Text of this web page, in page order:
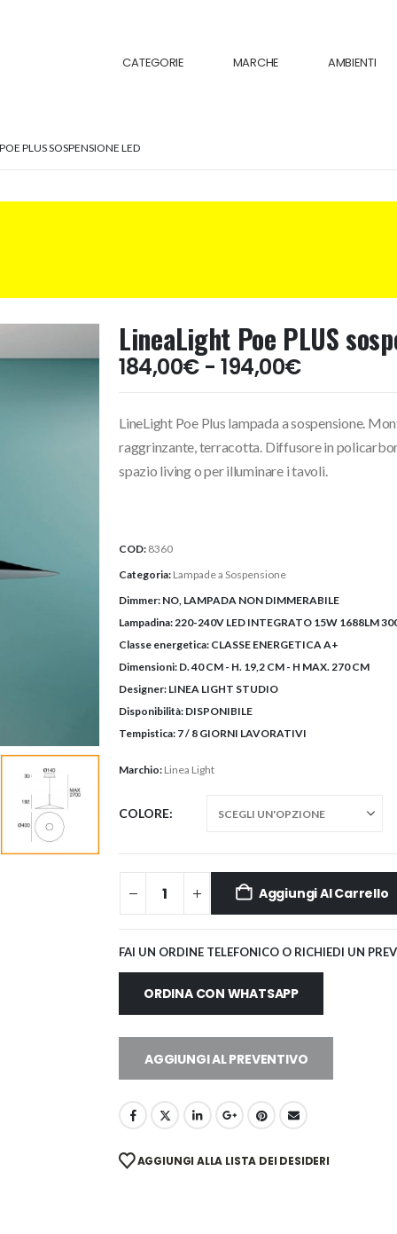
CATEGORIE MARCHE AMBIENTI
PLUS SOSPENSIONE LED
LineaLight Poe PLUS
184,00€ - 194,00€Fascia
di
da
184,00€
a
LineLight Poe Plus lampada a sospensione.
raggrinzante, terracotta. Diffusore in
spazio living o per illuminare i tavoli.
COD: 8360
Categoria: Lampade a Sospensione
Dimmer: NO, LAMPADA NON DIMMERABILE
Lampadina: 220-240V LED INTEGRATO 15W 1688LM
Classe energetica: CLASSE ENERGETICA A+
Dimensioni: D. 40 CM - H. 19,2 CM - H MAX. 270 CM
Designer: LINEA LIGHT STUDIO
Disponibilità: DISPONIBILE
Tempistica: 7 / 8 GIORNI LAVORATIVI
Marchio: Linea Light
COLORE
Aggiungi Al Carrello
FAI UN ORDINE TELEFONICO O RICHIEDI UN
ORDINA CON WHATSAPP
AGGIUNGI AL PREVENTIVO
AGGIUNGI ALLA LISTA DEI DESIDERI